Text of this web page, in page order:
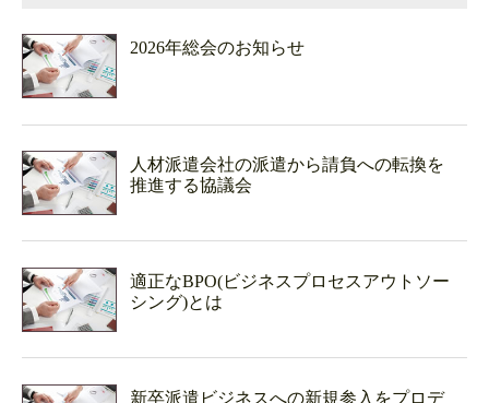
2026年総会のお知らせ
人材派遣会社の派遣から請負への転換を
推進する協議会
適正なBPO(ビジネスプロセスアウトソー
シング)とは
新卒派遣ビジネスへの新規参入をプロデ